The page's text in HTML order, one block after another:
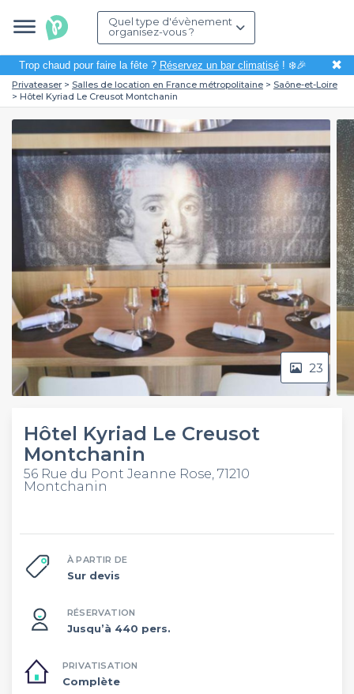
Quel type d'évènement
organisez-vous ?
Trop chaud pour faire la fête ? Réservez un bar climatisé! ❄️🎉 ✖
Privateaser Salles de location en France métropolitaine
Saône-et-Loire
Hôtel Kyriad Le Creusot Montchanin
23
Hôtel Kyriad Le Creusot
Montchanin
56 Rue du Pont Jeanne Rose, 71210
Montchanin
À PARTIR DE
Sur devis
RÉSERVATION
Jusqu’à 440 pers.
PRIVATISATION
Complète